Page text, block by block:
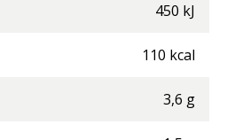
450 kJ
110 kcal
3,6 g